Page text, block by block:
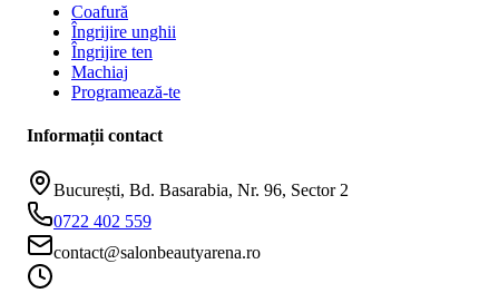
Coafură
Îngrijire unghii
Îngrijire ten
Machiaj
Programează-te
Informații contact
București, Bd. Basarabia, Nr. 96, Sector 2
0722 402 559
contact@salonbeautyarena.ro